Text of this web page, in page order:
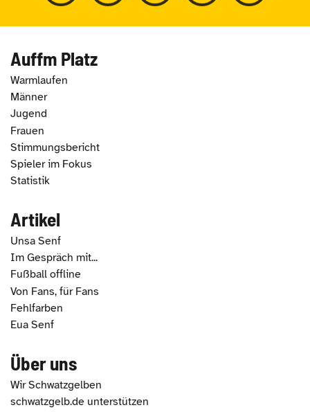
Auffm Platz
Warmlaufen
Männer
Jugend
Frauen
Stimmungsbericht
Spieler im Fokus
Statistik
Artikel
Unsa Senf
Im Gespräch mit...
Fußball offline
Von Fans, für Fans
Fehlfarben
Eua Senf
Über uns
Wir Schwatzgelben
schwatzgelb.de unterstützen